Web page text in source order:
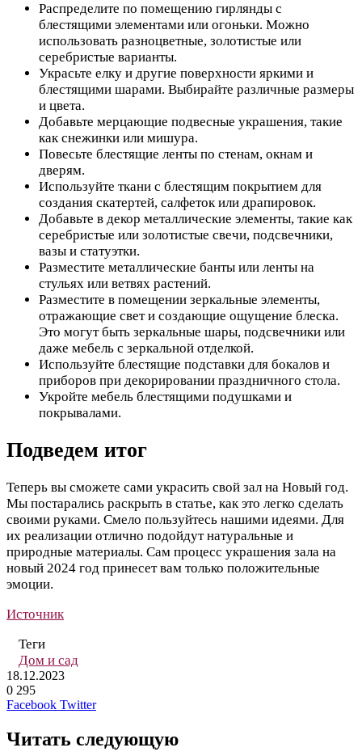
Распределите по помещению гирлянды с
блестящими элементами или огоньки. Можно
использовать разноцветные, золотистые или
серебристые варианты.
Украсьте елку и другие поверхности яркими и
блестящими шарами. Выбирайте различные размеры
и цвета.
Добавьте мерцающие подвесные украшения, такие
как снежинки или мишура.
Повесьте блестящие ленты по стенам, окнам и
дверям.
Используйте ткани с блестящим покрытием для
создания скатертей, салфеток или драпировок.
Добавьте в декор металлические элементы, такие как
серебристые или золотистые свечи, подсвечники,
вазы и статуэтки.
Разместите металлические банты или ленты на
стульях или ветвях растений.
Разместите в помещении зеркальные элементы,
отражающие свет и создающие ощущение блеска.
Это могут быть зеркальные шары, подсвечники или
даже мебель с зеркальной отделкой.
Используйте блестящие подставки для бокалов и
приборов при декорировании праздничного стола.
Укройте мебель блестящими подушками и
покрывалами.
Подведем итог
Теперь вы сможете сами украсить свой зал на Новый год.
Мы постарались раскрыть в статье, как это легко сделать
своими руками. Смело пользуйтесь нашими идеями. Для
их реализации отлично подойдут натуральные и
природные материалы. Сам процесс украшения зала на
новый 2024 год принесет вам только положительные
эмоции.
Источник
Теги
Дом и сад
18.12.2023
0 295
Facebook TwitterLinkedIn
Tumblr
Reddit
Вконтакте
Одноклассники
Skype
Messenger
Messenger
WhatsApp
Telegram
Viber
Line
Поделиться
почту
Печатать
Читать следующую